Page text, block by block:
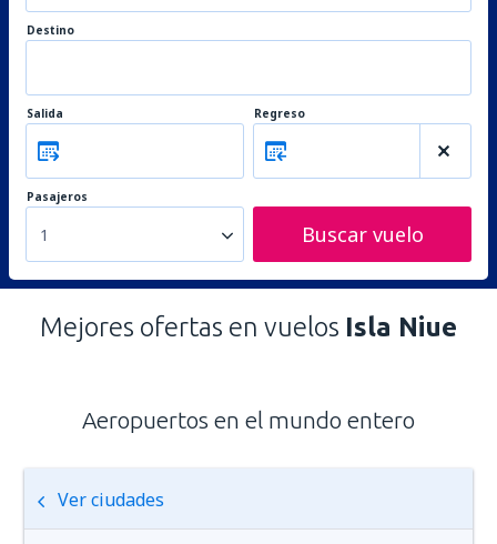
Destino
Salida Regreso
Pasajeros
1 Buscar vuelo
Mejores ofertas en vuelos Isla Niue
Aeropuertos en el mundo entero
Ver ciudades